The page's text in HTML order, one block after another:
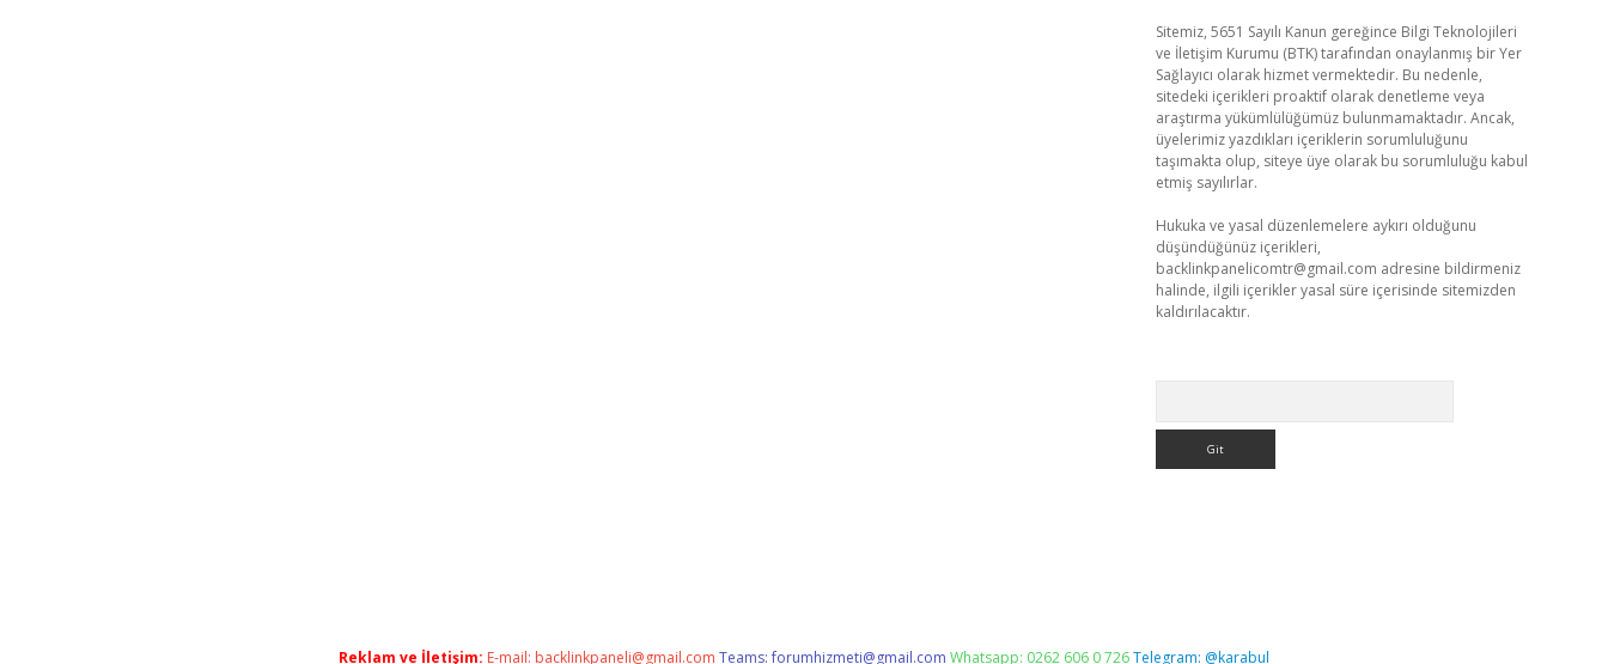
Sitemiz, 5651 Sayılı Kanun gereğince Bilgi Teknolojileri
ve İletişim Kurumu (BTK) tarafından onaylanmış bir Yer
Sağlayıcı olarak hizmet vermektedir. Bu nedenle,
sitedeki içerikleri proaktif olarak denetleme veya
araştırma yükümlülüğümüz bulunmamaktadır. Ancak,
üyelerimiz yazdıkları içeriklerin sorumluluğunu
taşımakta olup, siteye üye olarak bu sorumluluğu kabul
etmiş sayılırlar.
Hukuka ve yasal düzenlemelere aykırı olduğunu
düşündüğünüz içerikleri,
backlinkpanelicomtr@gmail.com adresine bildirmeniz
halinde, ilgili içerikler yasal süre içerisinde sitemizden
kaldırılacaktır.
Reklam ve İletişim: E-mail: backlinkpaneli@gmail.com Teams:forumhizmeti@gmail.com Whatsapp: 0262 606 0 726Telegram: @karabul